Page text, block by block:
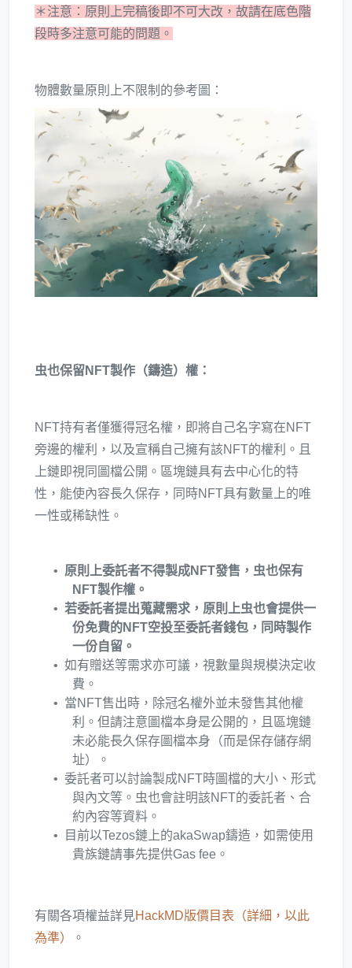
＊注意：原則上完稿後即不可大改，故請在底色階
段時多注意可能的問題。
物體數量原則上不限制的參考圖：
虫也保留NFT製作（鑄造）權：
NFT持有者僅獲得冠名權，即將自己名字寫在NFT
旁邊的權利，以及宣稱自己擁有該NFT的權利。且
上鏈即視同圖檔公開。區塊鏈具有去中心化的特
性，能使內容長久保存，同時NFT具有數量上的唯
一性或稀缺性。
原則上委託者不得製成NFT發售，虫也保有
NFT製作權。
若委託者提出蒐藏需求，原則上虫也會提供一
份免費的NFT空投至委託者錢包，同時製作
一份自留。
如有贈送等需求亦可議，視數量與規模決定收
費。
當NFT售出時，除冠名權外並未發售其他權
利。但請注意圖檔本身是公開的，且區塊鏈
未必能長久保存圖檔本身（而是保存儲存網
址）。
委託者可以討論製成NFT時圖檔的大小、形式
與內文等。虫也會註明該NFT的委託者、合
約內容等資料。
目前以Tezos鏈上的akaSwap鑄造，如需使用
貴族鏈請事先提供Gas fee。
有關各項權益詳見HackMD版價目表（詳細，以此
為準）
。